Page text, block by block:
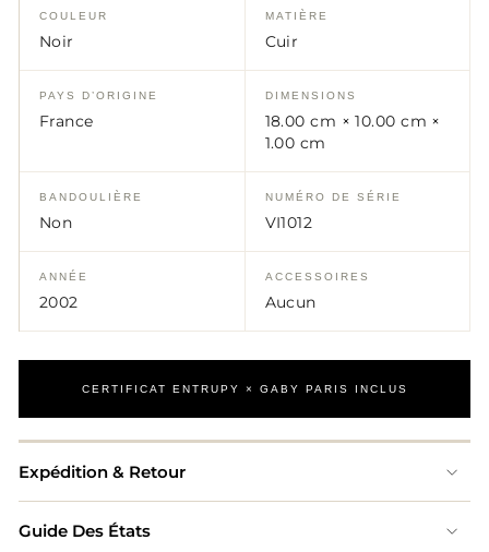
COULEUR
Noir
MATIÈRE
Cuir
PAYS D’ORIGINE
France
DIMENSIONS
18.00 cm × 10.00 cm ×
1.00 cm
BANDOULIÈRE
Non
NUMÉRO DE SÉRIE
VI1012
ANNÉE
2002
ACCESSOIRES
Aucun
CERTIFICAT ENTRUPY × GABY PARIS INCLUS
Expédition & Retour
Guide Des États